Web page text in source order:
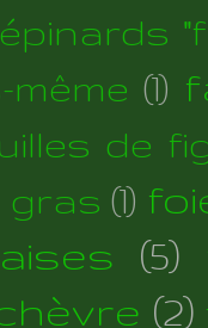
épinards
même (1)
de
gras (1)
(5)
(2)